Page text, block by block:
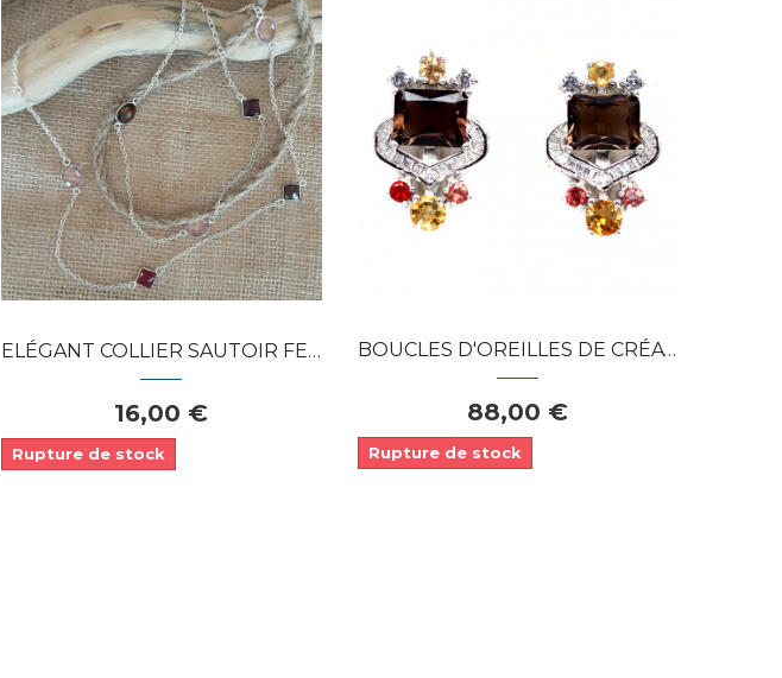
Dans mon panier
APERÇU RAPIDE
ELÉGANT COLLIER SAUTOIR FEMME MODE EN...
16,00 €
Rupture de stock
Dans mon panier
APERÇU RAPIDE
BOUCLES D'OREILLES DE CRÉATEUR ARGENT 925...
88,00 €
Rupture de stock